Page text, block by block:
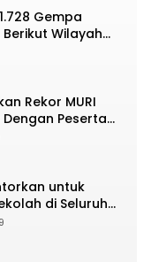
Gempa
Wilayah
Rekor MURI
Peserta
untuk
di Seluruh